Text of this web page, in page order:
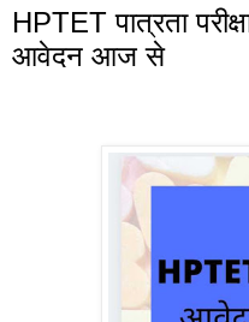
HPTET पात्रता
आवेदन आज से